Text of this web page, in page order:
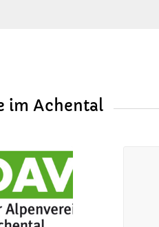
im Achental